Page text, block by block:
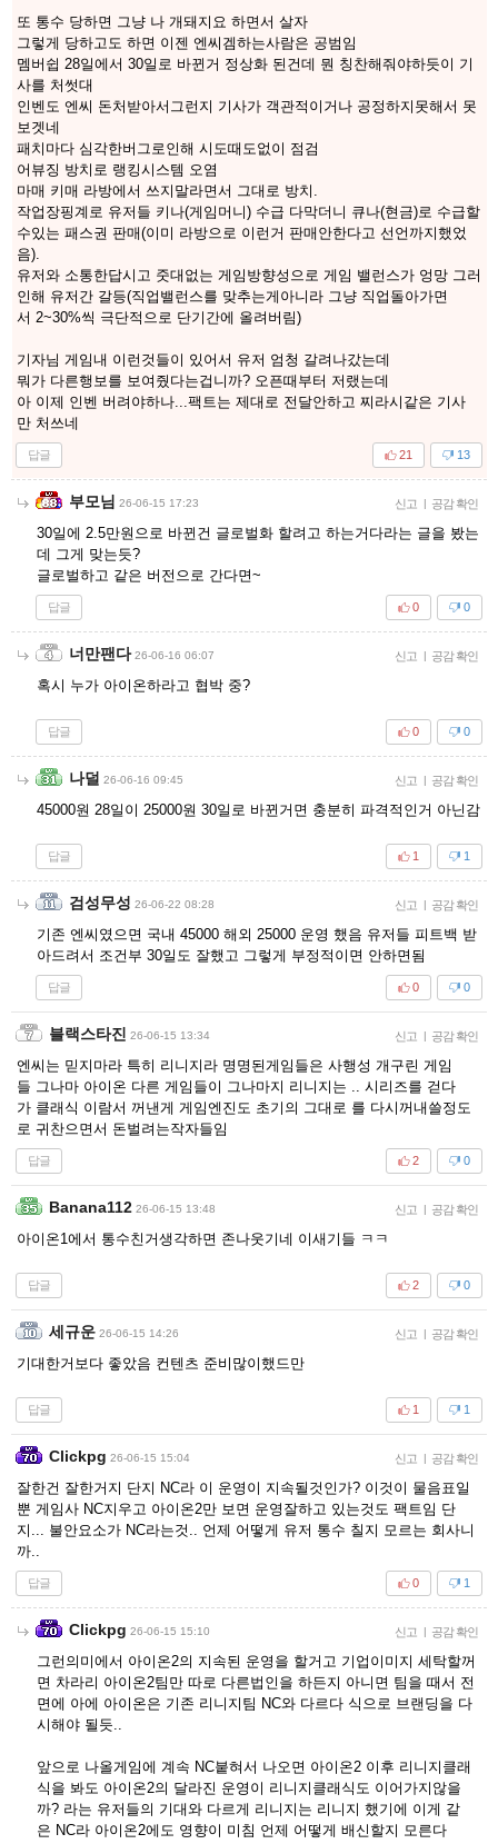
또 통수 당하면 그냥 나 개돼지요 하면서 살자
그렇게 당하고도 하면 이젠 엔씨겜하는사람은 공범임
멤버쉽 28일에서 30일로 바뀐거 정상화 된건데 뭔 칭찬해줘야하듯이 기
사를 처썻대
인벤도 엔씨 돈처받아서그런지 기사가 객관적이거나 공정하지못해서 못
보겟네
패치마다 심각한버그로인해 시도때도없이 점검
어뷰징 방치로 랭킹시스템 오염
마매 키매 라방에서 쓰지말라면서 그대로 방치.
작업장핑계로 유저들 키나(게임머니) 수급 다막더니 큐나(현금)로 수급할
수있는 패스권 판매(이미 라방으로 이런거 판매안한다고 선언까지했었
음).
유저와 소통한답시고 줏대없는 게임방향성으로 게임 밸런스가 엉망 그러
인해 유저간 갈등(직업밸런스를 맞추는게아니라 그냥 직업돌아가면
서 2~30%씩 극단적으로 단기간에 올려버림)
기자님 게임내 이런것들이 있어서 유저 엄청 갈려나갔는데
뭐가 다른행보를 보여줬다는겁니까? 오픈때부터 저랬는데
아 이제 인벤 버려야하나...팩트는 제대로 전달안하고 찌라시같은 기사
만 처쓰네
답글 13
21
부모님 26-06-15 17:23 신고 | 공감 확인
30일에 2.5만원으로 바뀐건 글로벌화 할려고 하는거다라는 글을 봤는
데 그게 맞는듯?
글로벌하고 같은 버전으로 간다면~
답글 0
0
너만팬다 26-06-16 06:07 신고 | 공감 확인
혹시 누가 아이온하라고 협박 중?
답글 0
0
나덜 26-06-16 09:45 신고 | 공감 확인
45000원 28일이 25000원 30일로 바뀐거면 충분히 파격적인거 아닌감
답글 1
1
검성무성 26-06-22 08:28 신고 | 공감 확인
기존 엔씨였으면 국내 45000 해외 25000 운영 했음 유저들 피트백 받
아드려서 조건부 30일도 잘했고 그렇게 부정적이면 안하면됨
답글 0
0
블랙스타진 26-06-15 13:34 신고 | 공감 확인
엔씨는 믿지마라 특히 리니지라 명명된게임들은 사행성 개구린 게임
들 그나마 아이온 다른 게임들이 그나마지 리니지는 .. 시리즈를 걷다
가 클래식 이람서 꺼낸게 게임엔진도 초기의 그대로 를 다시꺼내쓸정도
로 귀찬으면서 돈벌려는작자들임
답글 0
2
Banana112 26-06-15 13:48 신고 | 공감 확인
아이온1에서 통수친거생각하면 존나웃기네 이새기들 ㅋㅋ
답글 0
2
세규운 26-06-15 14:26 신고 | 공감 확인
기대한거보다 좋았음 컨텐츠 준비많이했드만
답글 1
1
Clickpg 26-06-15 15:04 신고 | 공감 확인
잘한건 잘한거지 단지 NC라 이 운영이 지속될것인가? 이것이 물음표일
뿐 게임사 NC지우고 아이온2만 보면 운영잘하고 있는것도 팩트임 단
지... 불안요소가 NC라는것.. 언제 어떻게 유저 통수 칠지 모르는 회사니
까..
답글 1
0
Clickpg 26-06-15 15:10 신고 | 공감 확인
그런의미에서 아이온2의 지속된 운영을 할거고 기업이미지 세탁할꺼
면 차라리 아이온2팀만 따로 다른법인을 하든지 아니면 팀을 때서 전
면에 아에 아이온은 기존 리니지팀 NC와 다르다 식으로 브랜딩을 다
시해야 될듯..
앞으로 나올게임에 계속 NC붙혀서 나오면 아이온2 이후 리니지클래
식을 봐도 아이온2의 달라진 운영이 리니지클래식도 이어가지않을
까? 라는 유저들의 기대와 다르게 리니지는 리니지 했기에 이게 같
은 NC라 아이온2에도 영향이 미침 언제 어떻게 배신할지 모른다